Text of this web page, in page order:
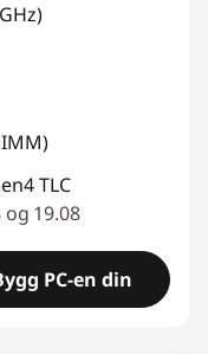
TLC
19.08
PC-en din